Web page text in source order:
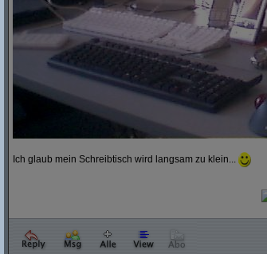
Ich glaub mein Schreibtisch wird langsam zu klein...